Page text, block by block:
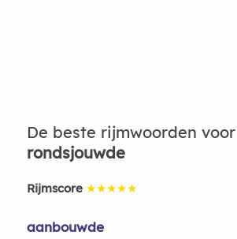
De beste rijmwoorden voor
rondsjouwde
Rijmscore ★★★★★
aanbouwde